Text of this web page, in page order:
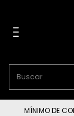
MÍNIMO DE